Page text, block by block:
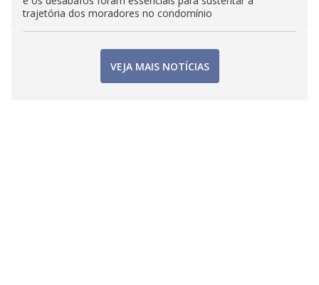
trajetória dos moradores no condomínio
VEJA MAIS NOTÍCIAS